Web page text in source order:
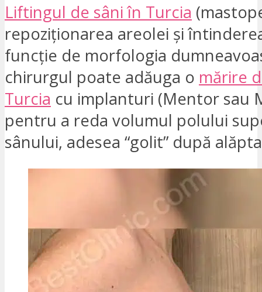
Liftingul de sâni în Turcia
repoziționarea areolei și
funcție de morfologia
chirurgul poate adăuga o mărire
Turcia cu implanturi (Mentor sau
pentru a reda volumul polului
sânului, adesea “golit” după